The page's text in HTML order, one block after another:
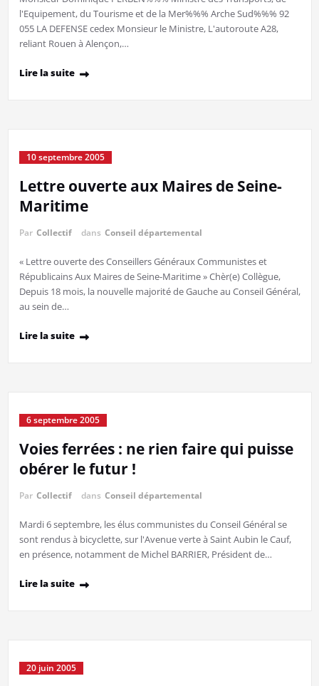
l'Equipement, du Tourisme et de la Mer%%% Arche Sud%%% 92
055 LA DEFENSE cedex Monsieur le Ministre, L'autoroute A28,
reliant Rouen à Alençon,…
Lire la suite
10 septembre 2005
Lettre ouverte aux Maires de Seine-
Maritime
Par Collectif dans Conseil départemental
« Lettre ouverte des Conseillers Généraux Communistes et
Républicains Aux Maires de Seine-Maritime » Chèr(e) Collègue,
Depuis 18 mois, la nouvelle majorité de Gauche au Conseil Général,
au sein de…
Lire la suite
6 septembre 2005
Voies ferrées : ne rien faire qui puisse
obérer le futur !
Par Collectif dans Conseil départemental
Mardi 6 septembre, les élus communistes du Conseil Général se
sont rendus à bicyclette, sur l'Avenue verte à Saint Aubin le Cauf,
en présence, notamment de Michel BARRIER, Président de…
Lire la suite
20 juin 2005